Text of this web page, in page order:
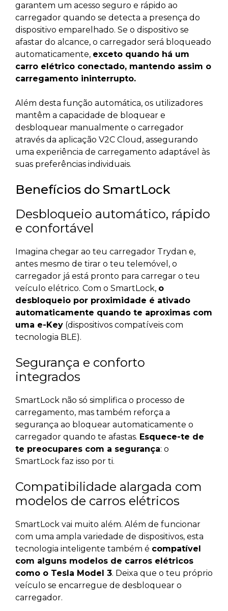
garantem um acesso seguro e rápido ao
carregador quando se detecta a presença do
dispositivo emparelhado. Se o dispositivo se
afastar do alcance, o carregador será bloqueado
automaticamente, exceto quando há um
carro elétrico conectado, mantendo assim o
carregamento ininterrupto.
Além desta função automática, os utilizadores
mantêm a capacidade de bloquear e
desbloquear manualmente o carregador
através da aplicação V2C Cloud, assegurando
uma experiência de carregamento adaptável às
suas preferências individuais.
Benefícios do SmartLock
Desbloqueio automático, rápido
e confortável
Imagina chegar ao teu carregador Trydan e,
antes mesmo de tirar o teu telemóvel, o
carregador já está pronto para carregar o teu
veículo elétrico. Com o SmartLock, o
desbloqueio por proximidade é ativado
automaticamente quando te aproximas com
uma e-Key (dispositivos compatíveis com
tecnologia BLE).
Segurança e conforto
integrados
SmartLock não só simplifica o processo de
carregamento, mas também reforça a
segurança ao bloquear automaticamente o
carregador quando te afastas. Esquece-te de
te preocupares com a segurança: o
SmartLock faz isso por ti.
Compatibilidade alargada com
modelos de carros elétricos
SmartLock vai muito além. Além de funcionar
com uma ampla variedade de dispositivos, esta
tecnologia inteligente também é compatível
com alguns modelos de carros elétricos
como o Tesla Model 3. Deixa que o teu próprio
veículo se encarregue de desbloquear o
carregador.